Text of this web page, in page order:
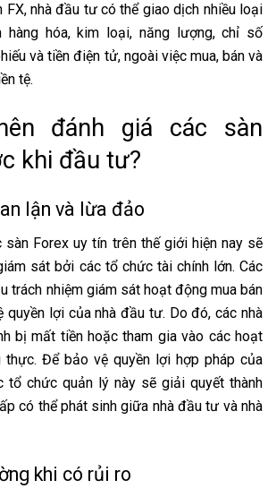
FX, nhà đầu tư có thể giao dịch nhiều loại
hàng hóa, kim loại, năng lượng, chỉ số
và tiền điện tử, ngoài việc mua, bán và
tệ.
đánh giá các sàn
khi đầu tư?
lận và lừa đảo
sàn Forex uy tín trên thế giới hiện nay sẽ
sát bởi các tổ chức tài chính lớn. Các
trách nhiệm giám sát hoạt động mua bán
quyền lợi của nhà đầu tư. Do đó, các nhà
bị mất tiền hoặc tham gia vào các hoạt
thực. Để bảo vệ quyền lợi hợp pháp của
tổ chức quản lý này sẽ giải quyết thành
có thể phát sinh giữa nhà đầu tư và nhà
khi có rủi ro